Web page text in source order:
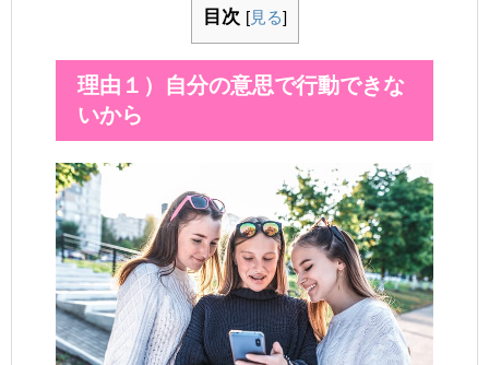
目次 [見る]
理由１）自分の意思で行動できな
いから